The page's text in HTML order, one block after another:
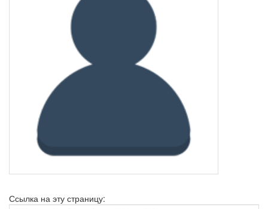
Ссылка на эту страницу: